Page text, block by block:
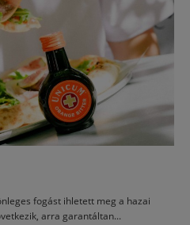
fogást ihletett meg a hazai
arra garantáltan...